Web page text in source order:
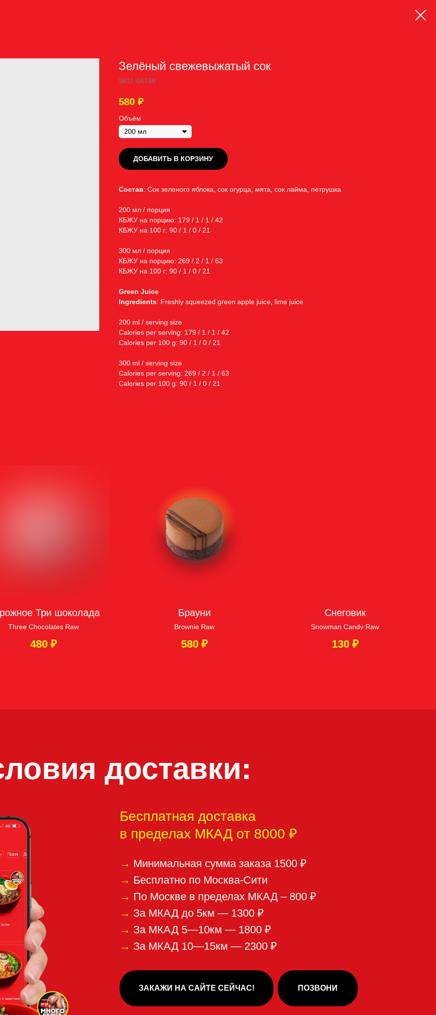
Зелёный свежевыжатый сок
SKU: 04748
580 ₽
Объём
ДОБАВИТЬ В КОРЗИНУ
Состав: Сок зеленого яблока, сок огурца, мята, сок лайма, петрушка
200 мл / порция
КБЖУ на порцию: 179 / 1 / 1 / 42
КБЖУ на 100 г: 90 / 1 / 0 / 21
300 мл / порция
КБЖУ на порцию: 269 / 2 / 1 / 63
КБЖУ на 100 г: 90 / 1 / 0 / 21
Green Juice
Ingredients: Freshly squeezed green apple juice, lime juice
200 ml / serving size
Calories per serving: 179 / 1 / 1 / 42
Calories per 100 g: 90 / 1 / 0 / 21
300 ml / serving size
Calories per serving: 269 / 2 / 1 / 63
Calories per 100 g: 90 / 1 / 0 / 21
Три шоколада
Three Chocolates Raw
480 ₽
Брауни
Brownie Raw
580 ₽
Снеговик
Snowman Candy Raw
130 ₽
→ Минимальная сумма заказа 1500 ₽
Бесплатно по Москва-Сити
За МКАД до 5км — 1300 ₽
За МКАД 5—10км — 1800 ₽
За МКАД 10—15км — 2300 ₽
ЗАКАЖИ НА САЙТЕ СЕЙЧАС! ПОЗВОНИ